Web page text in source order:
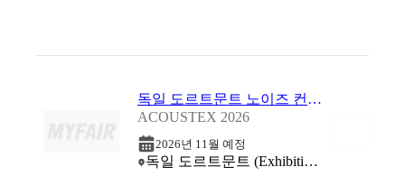
독일 도르트문트 노이즈 컨트롤 및 사운드 디자인 전시회 2026
ACOUSTEX 2026
2026년 11월 예정
독일 도르트문트 (Exhibition Centre Westfallenhalle Dortmund)